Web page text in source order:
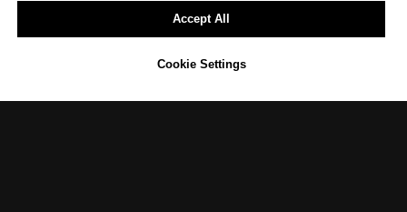
Accept All
Cookie Settings